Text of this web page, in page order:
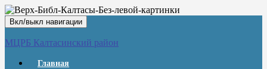
Вкл/выкл навигации
МЦРБ Калтасинский район
Главная